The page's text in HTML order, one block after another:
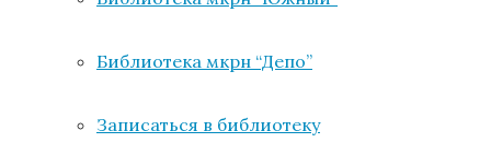
Библиотека мкрн “Депо”
Записаться в библиотеку